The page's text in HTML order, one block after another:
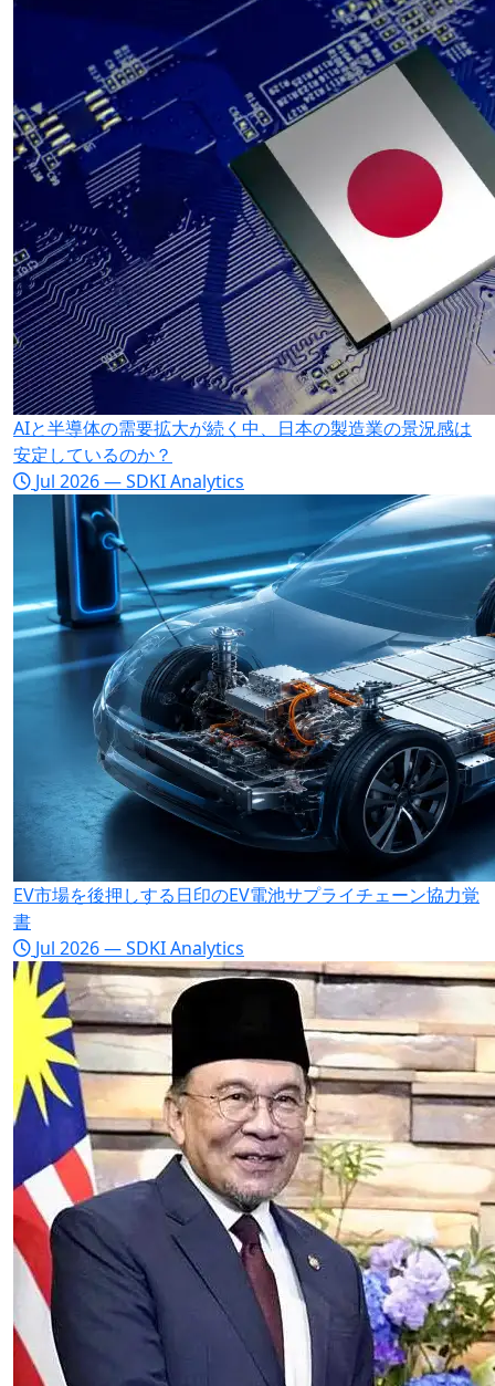
AIと半導体の需要拡大が続く中、日本の製造業の景況感は
安定しているのか？
Jul 2026 — SDKI Analytics
EV市場を後押しする日印のEV電池サプライチェーン協力覚
書
Jul 2026 — SDKI Analytics